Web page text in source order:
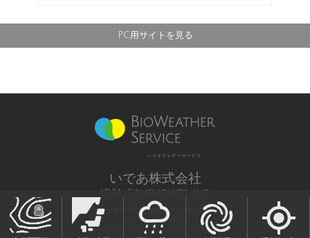
PC用サイトを見る
バイオウェザーサービス
いであ株式会社
IDEA Consultants, Inc.
気象庁長官予報業務許可 第12号
All Rights Reserved,
Copyright(c) 2003-2021 IDEA Consultants,Inc